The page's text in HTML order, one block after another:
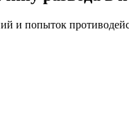
и попыток